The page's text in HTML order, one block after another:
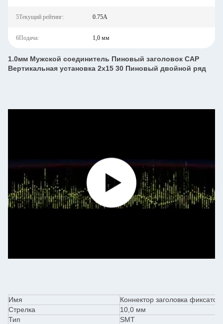
5Текущий рейтинг: 0.75A
6Подача: 1,0 мм
1.0мм Мужской соединитель Пиновый заголовок CAP
Вертикальная установка 2x15 30 Пиновый двойной ряд
Имя
Коннектор заголовка
Стрелка
10,0 мм
Тип
SMT